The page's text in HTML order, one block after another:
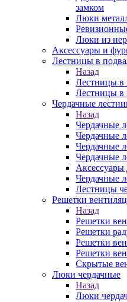
замком
Люки
Люки из
Аксессуары и
Лестницы в
Назад
Лестницы в
Лестницы в
Чердачные
Назад
Чердачные
Чердачные
Чердачные
Чердачные
Аксессуары
Чердачные
Лестницы
Решетки
Назад
Решетки
Решетки
Решетки
Решетки
Скрытые
Люки чердачные
Назад
Люки